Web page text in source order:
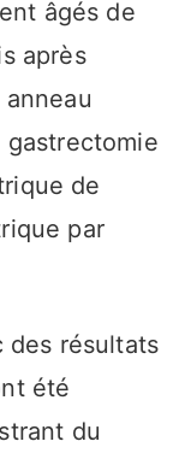
âgés de
après
gastrectomie
de
par
des résultats
été
du